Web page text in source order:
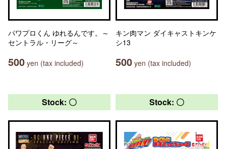
パワプロくん ゆれるんです。～
セントラル・リーグ～
500 yen (tax included)
キン肉マン ダイキャストキンケ
シ13
500 yen (tax included)
Stock: 〇 Stock: 〇